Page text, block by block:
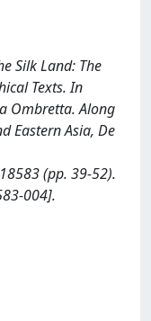
Silk Land: The
Texts. In
Ombretta. Along
Eastern Asia, De
(pp. 39-52).
004].